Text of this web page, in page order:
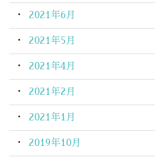
2021年6月
2021年5月
2021年4月
2021年2月
2021年1月
2019年10月